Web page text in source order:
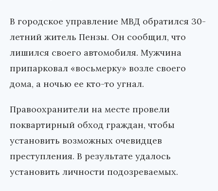
В городское управление МВД обратился 30-
летний житель Пензы. Он сообщил, что
лишился своего автомобиля. Мужчина
припарковал «восьмерку» возле своего
дома, а ночью ее кто-то угнал.
Правоохранители на месте провели
поквартирный обход граждан, чтобы
установить возможных очевидцев
преступления. В результате удалось
установить личности подозреваемых.